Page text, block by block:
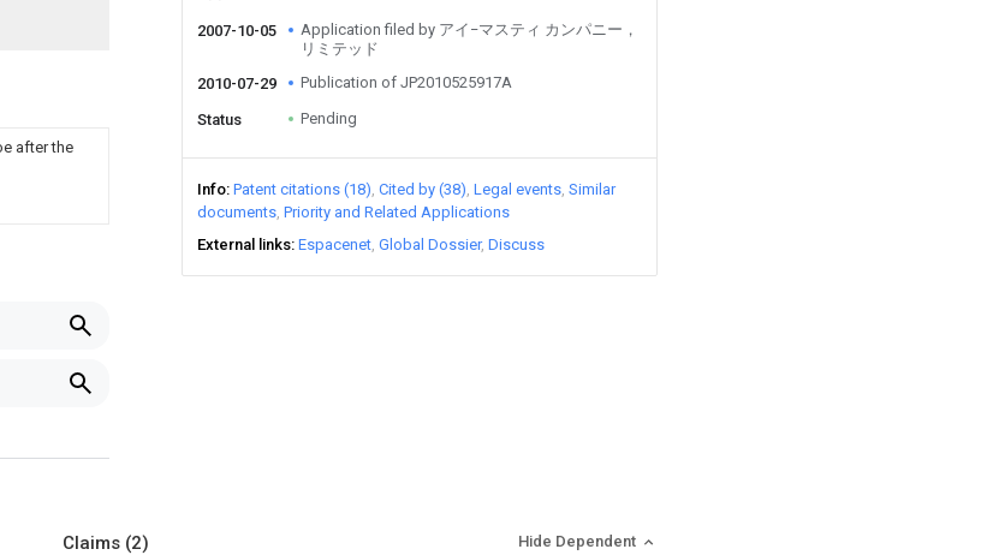
after the
2007-10-05
Application filed by アイ−マスティ カンパニー，
リミテッド
2010-07-29
Publication of JP2010525917A
Status Pending
Info Patent citations (18) Cited by (38) Legal events Similar
documents Priority and Related Applications
External links Espacenet Global Dossier Discuss
Claims (2) Hide Dependent